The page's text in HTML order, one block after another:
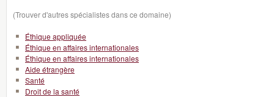
(Trouver d'autres spécialistes dans ce domaine)
Éthique appliquée
Éthique en affaires internationales
Éthique en affaires internationales
Aide étrangère
Santé
Droit de la santé